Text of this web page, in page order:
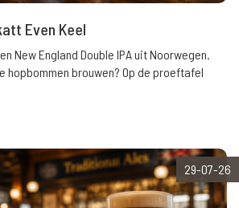
Even Keel
New England Double IPA uit Noorwegen.
hopbommen brouwen? Op de proeftafel
29-07-26